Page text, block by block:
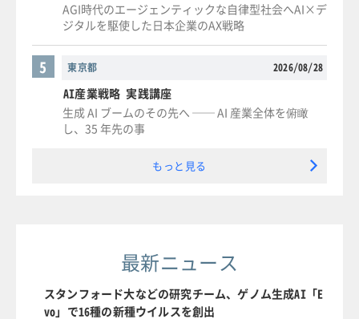
AGI時代のエージェンティックな自律型社会へAI×デ
ジタルを駆使した日本企業のAX戦略
東京都 2026/08/28
5
AI産業戦略 実践講座
生成 AI ブームのその先へ ── AI 産業全体を俯瞰
し、35 年先の事
もっと見る
最新ニュース
スタンフォード大などの研究チーム、ゲノム生成AI「E
vo」で16種の新種ウイルスを創出